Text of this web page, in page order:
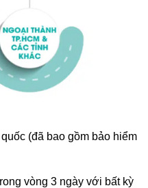
(đã bao gồm bảo hiểm
vòng 3 ngày với bất kỳ